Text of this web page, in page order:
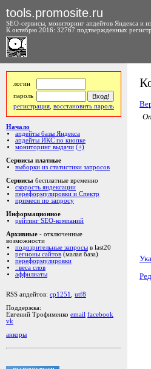
tools.promosite.ru
SEO-сервисы, мониторинг апдейтов Яндекса и
К октябрю 2016: 32767 подтвержденных
логин
пароль
регистрация восстановить пароль
Начало
апдейты базы Яндекса
апдейты ИКС по кнопке
мониторинг выдачи (+)
Сервисы платные
выборки из статистики запросов
Сервисы бесплатные временно
скорость яндексации
переформулировки и Спектр
примеси по запросу
Информационное
рейтинг SEO-компаний
Архивные - отключенные
возможности
подозрительные запросы в last20
регионы сайтов (малая база)
переформулировки
::веса слов
аффилиаты
RSS апдейтов: cp1251
utf8
Поддержка:
Евгений Трофименко email facebook
vk
анкоры